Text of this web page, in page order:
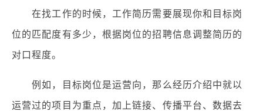
在找工作的时候，工作简历需要展现你和目标岗
位的匹配度有多少，根据岗位的招聘信息调整简历的
对口程度。
例如，目标岗位是运营向，那么经历介绍中就以
运营过的项目为重点，加上链接、传播平台、数据去